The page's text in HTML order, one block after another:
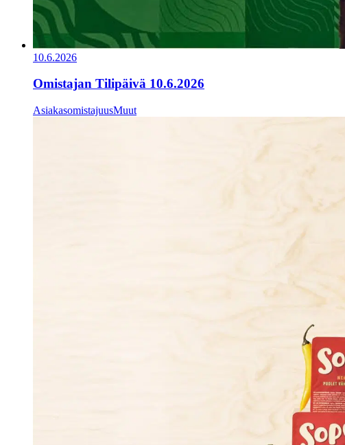
10.6.2026
Omistajan Tilipäivä 10.6.2026
AsiakasomistajuusMuut